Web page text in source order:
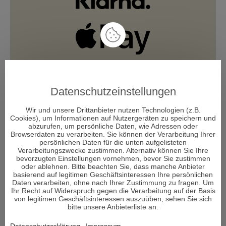
Datenschutzeinstellungen
Wir und unsere Drittanbieter nutzen Technologien (z.B.
Cookies), um Informationen auf Nutzergeräten zu speichern und
abzurufen, um persönliche Daten, wie Adressen oder
Browserdaten zu verarbeiten. Sie können der Verarbeitung Ihrer
persönlichen Daten für die unten aufgelisteten
Verarbeitungszwecke zustimmen. Alternativ können Sie Ihre
bevorzugten Einstellungen vornehmen, bevor Sie zustimmen
oder ablehnen. Bitte beachten Sie, dass manche Anbieter
basierend auf legitimen Geschäftsinteressen Ihre persönlichen
Daten verarbeiten, ohne nach Ihrer Zustimmung zu fragen. Um
Ihr Recht auf Widerspruch gegen die Verarbeitung auf der Basis
von legitimen Geschäftsinteressen auszuüben, sehen Sie sich
bitte unsere Anbieterliste an.